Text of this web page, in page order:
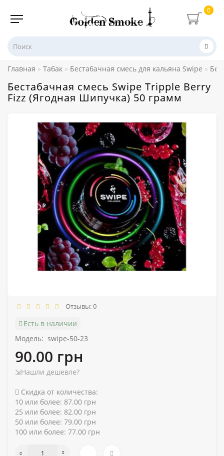
0
Главная Табак Бестабачная смесь для кальяна Swipe
Бестабачная смесь Swipe Tripple Berry
Fizz (Ягодная Шипучка) 50 грамм
Отзывы: 0
Есть в наличии
Модель: swipe-50-23
90.00 грн
⇲Нашли дешевле?
Скидка от количества:
10 или более: 87.00 грн
25 или более: 82.00 грн
50 или более: 79.00 грн
100 или более: 77.00 грн